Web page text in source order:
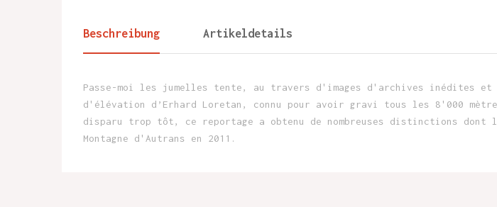
Beschreibung Artikeldetails
Passe-moi les jumelles tente, au travers d'images d'archives inédites et
d'élévation d’Erhard Loretan, connu pour avoir gravi tous les 8'000
disparu trop tôt, ce reportage a obtenu de nombreuses distinctions
Montagne d'Autrans en 2011.